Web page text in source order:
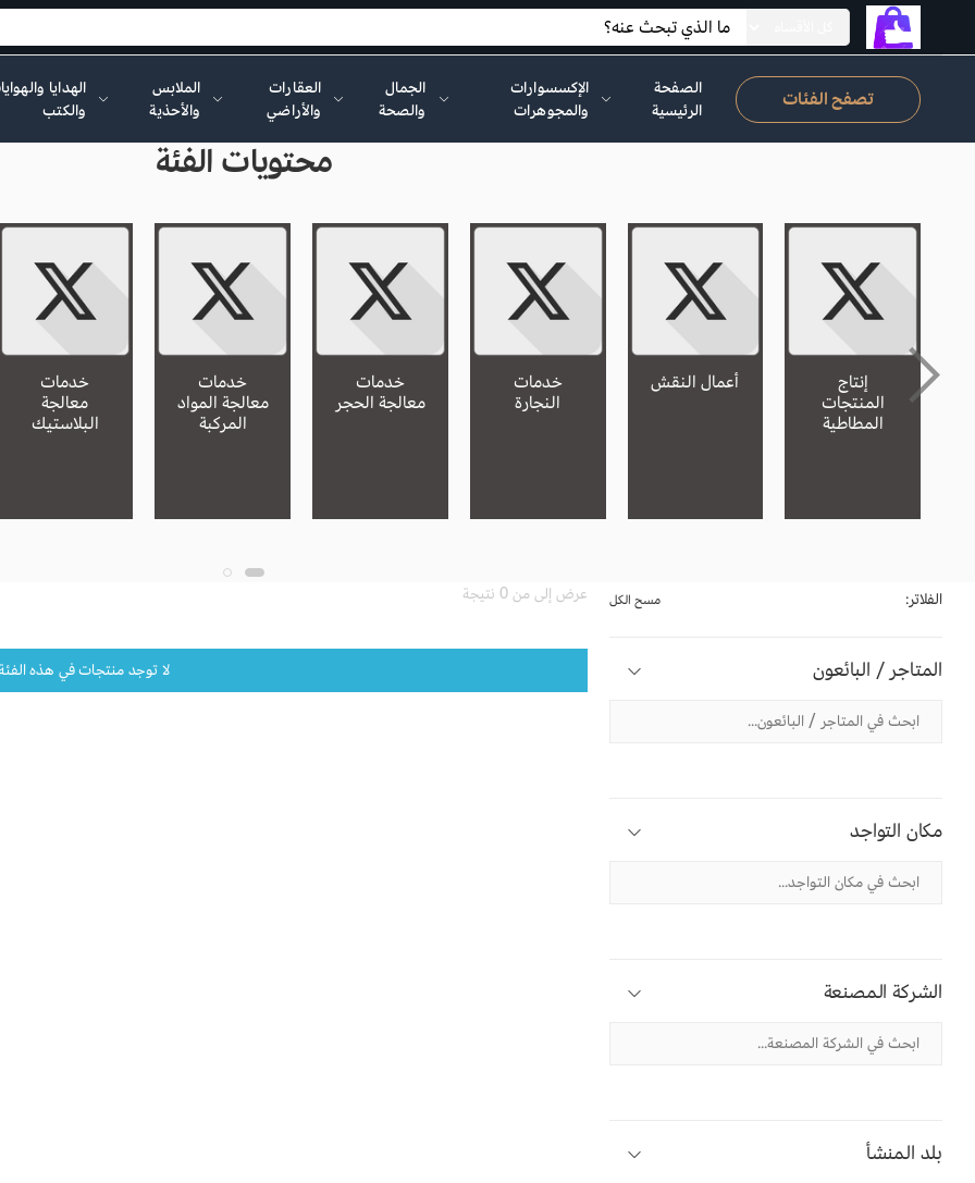
تصفح الفئات
الصفحة
الرئيسية
الإكسسوارات
والمجوهرات
الجمال
والصحة
العقارات
والأراضي
الملابس
والأحذية
الهدايا
والكتب
محتويات الفئة
إنتاج
المنتجات
المطاطية
أعمال النقش خدمات
النجارة
خدمات
معالجة الحجر
خدمات
معالجة المواد
المركبة
خدمات
معالجة
البلاستيك
عرض إلى من 0 نتيجة
لا توجد منتجات في هذه
الفلاتر: مسح الكل
المتاجر / البائعون
مكان التواجد
الشركة المصنعة
بلد المنشأ